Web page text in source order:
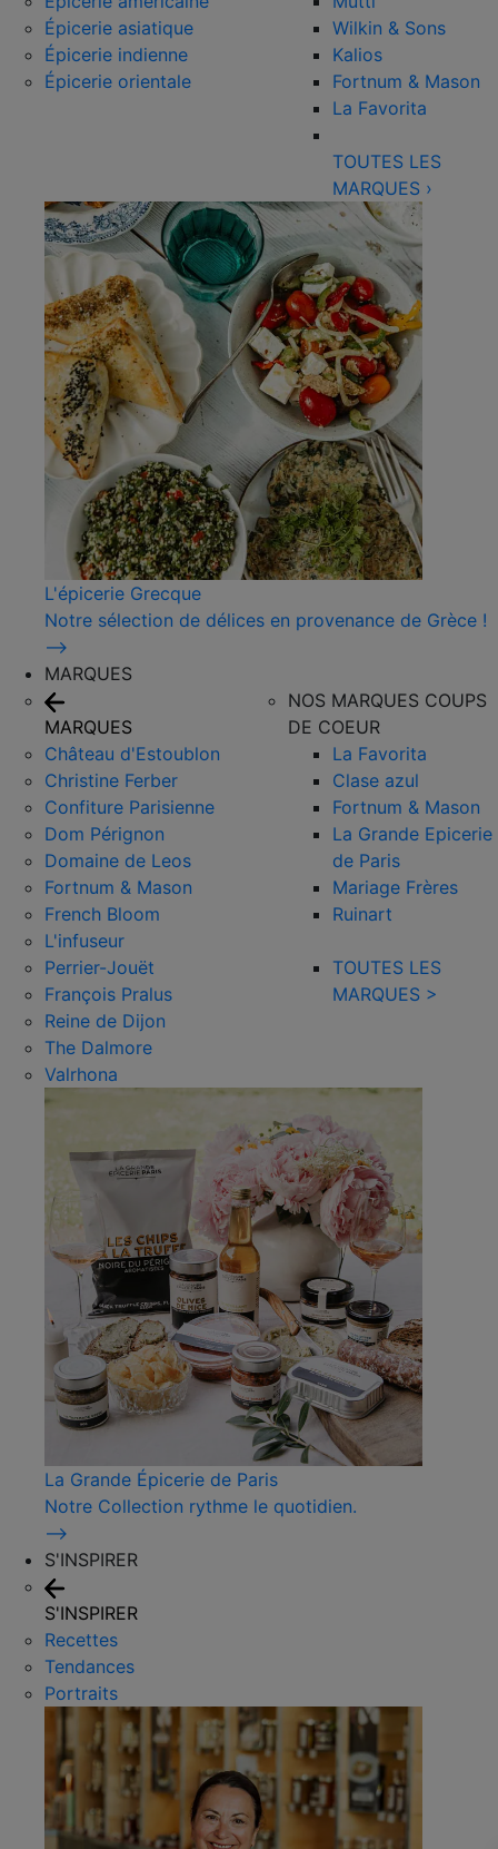
Épicerie asiatique
Épicerie indienne
Épicerie orientale
Wilkin & Sons
Kalios
Fortnum & Mason
La Favorita
TOUTES LES
MARQUES ›
L'épicerie Grecque
Notre sélection de délices en provenance de Grèce !
⟶
MARQUES
MARQUES
Château d'Estoublon
Christine Ferber
Confiture Parisienne
Dom Pérignon
Domaine de Leos
Fortnum & Mason
French Bloom
L'infuseur
Perrier-Jouët
François Pralus
Reine de Dijon
The Dalmore
Valrhona
NOS MARQUES COUPS
DE COEUR
La Favorita
Clase azul
Fortnum & Mason
La Grande Epicerie
de Paris
Mariage Frères
Ruinart
TOUTES LES
MARQUES >
La Grande Épicerie de Paris
Notre Collection rythme le quotidien.
⟶
S'INSPIRER
S'INSPIRER
Recettes
Tendances
Portraits